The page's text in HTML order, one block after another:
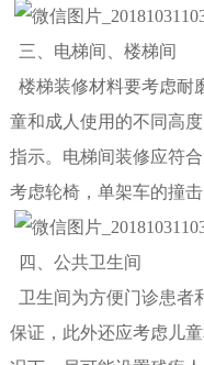
三、电梯间、楼梯间
楼梯装修材料要考虑耐
童和成人使用的不同高
指示。电梯间装修应符
考虑轮椅，单架车的撞击
四、公共卫生间
卫生间为方便门诊患者
保证，此外还应考虑儿